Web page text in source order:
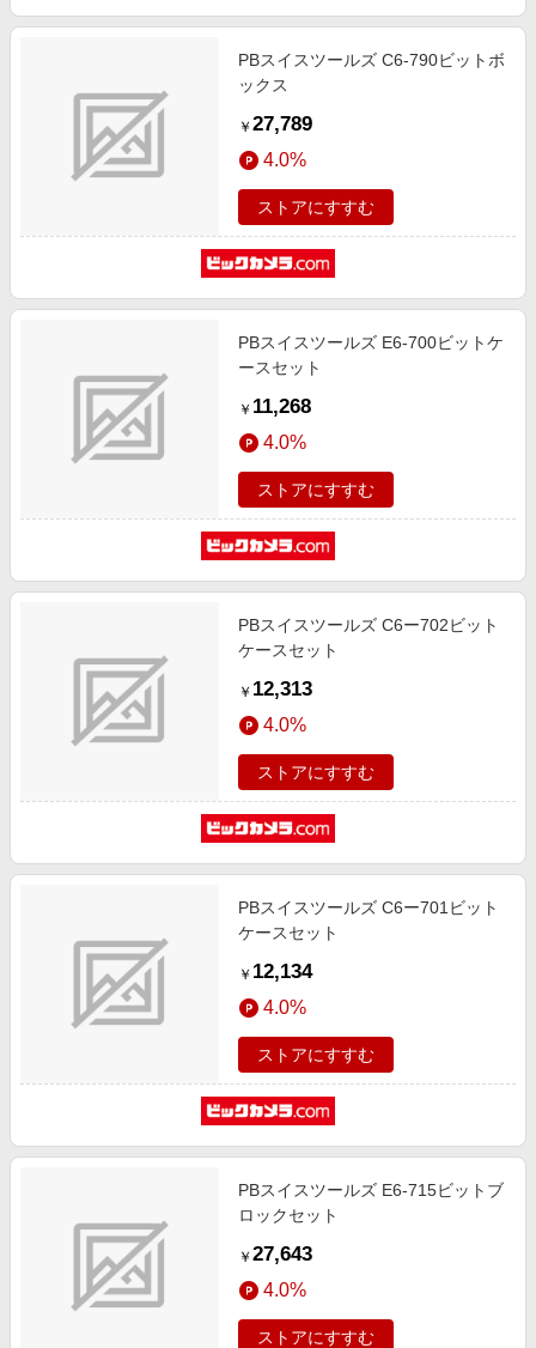
PBスイスツールズ C6-790ビットボ
ックス
￥ 27,789
4.0%
ストアにすすむ
PBスイスツールズ E6-700ビットケ
ースセット
￥ 11,268
4.0%
ストアにすすむ
PBスイスツールズ C6ー702ビット
ケースセット
￥ 12,313
4.0%
ストアにすすむ
PBスイスツールズ C6ー701ビット
ケースセット
￥ 12,134
4.0%
ストアにすすむ
PBスイスツールズ E6-715ビットブ
ロックセット
￥ 27,643
4.0%
ストアにすすむ